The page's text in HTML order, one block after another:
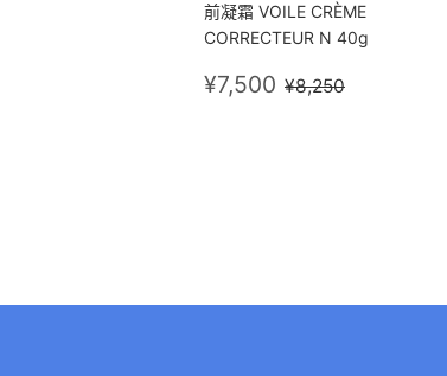
前凝霜 VOILE CRÈME
CORRECTEUR N 40g
售
價
¥7,500 ¥7,500
定價
¥8,250